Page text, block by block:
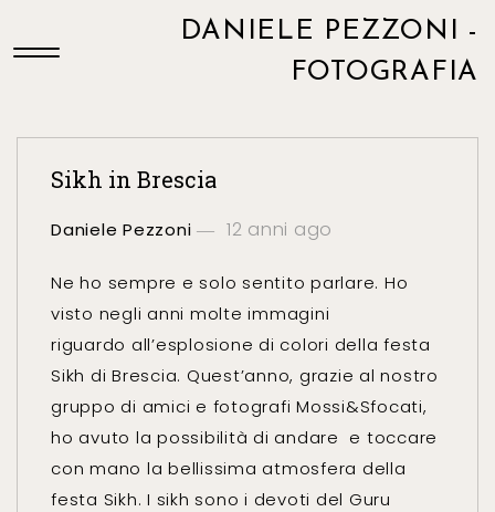
DANIELE PEZZONI -
FOTOGRAFIA
Sikh in Brescia
Daniele Pezzoni 12 anni ago
Ne ho sempre e solo sentito parlare. Ho
visto negli anni molte immagini
riguardo all’esplosione di colori della festa
Sikh di Brescia. Quest’anno, grazie al nostro
gruppo di amici e fotografi Mossi&Sfocati,
ho avuto la possibilità di andare e toccare
con mano la bellissima atmosfera della
festa Sikh. I sikh sono i devoti del Guru